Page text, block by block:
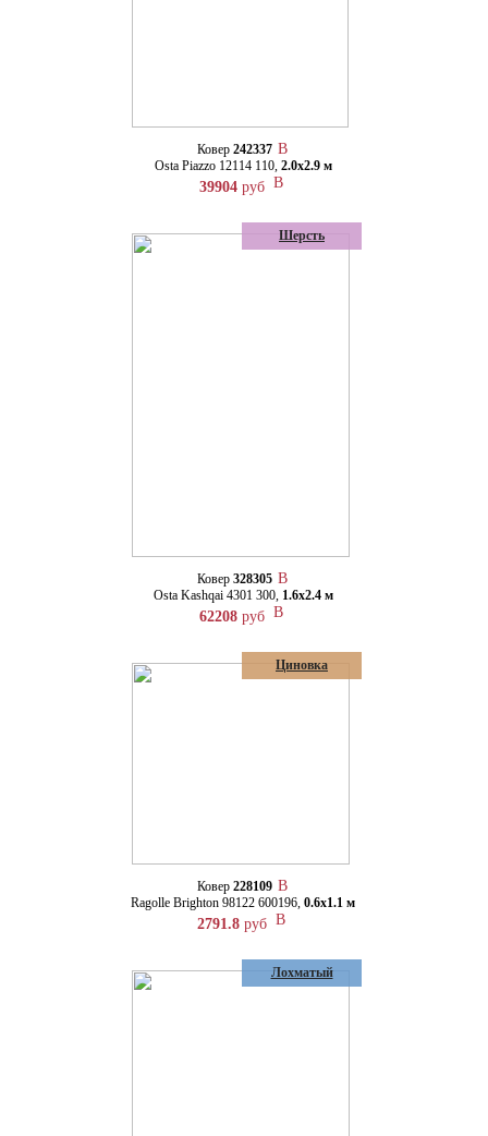
Ковер 242337
Osta Piazzo 12114 110, 2.0х2.9 м
39904 руб
Шерсть
Ковер 328305
Osta Kashqai 4301 300, 1.6х2.4 м
62208 руб
Циновка
Ковер 228109
Ragolle Brighton 98122 600196, 0.6х1.1 м
2791.8 руб
Лохматый